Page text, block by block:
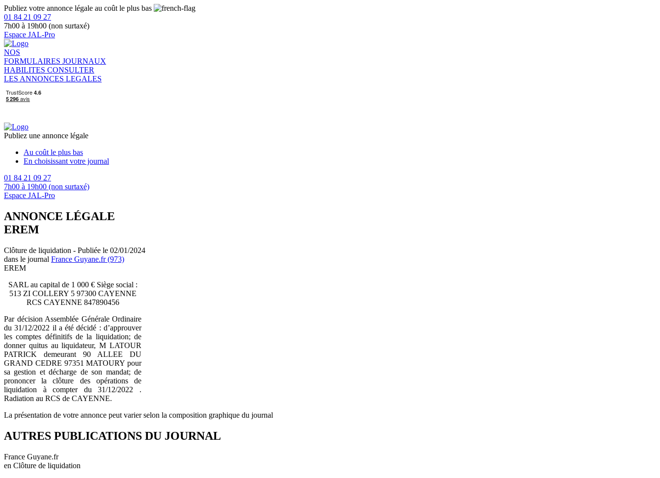
Publiez votre annonce légale au coût le plus bas
01 84 21 09 27
7h00 à 19h00 (non surtaxé)
Espace JAL-Pro
NOS
FORMULAIRES JOURNAUX
HABILITES CONSULTER
LES ANNONCES LEGALES
Publiez une annonce légale
Au coût le plus bas
En choisissant votre journal
01 84 21 09 27
7h00 à 19h00 (non surtaxé)
Espace JAL-Pro
ANNONCE LÉGALE
EREM
Clôture de liquidation - Publiée le 02/01/2024
dans le journal France Guyane.fr (973)
EREM
SARL au capital de 1 000 € Siège social :
513 ZI COLLERY 5 97300 CAYENNE
RCS CAYENNE 847890456
Par décision Assemblée Générale Ordinaire
du 31/12/2022 il a été décidé : d’approuver
les comptes définitifs de la liquidation; de
donner quitus au liquidateur, M LATOUR
PATRICK demeurant 90 ALLEE DU
GRAND CEDRE 97351 MATOURY pour
sa gestion et décharge de son mandat; de
prononcer la clôture des opérations de
liquidation à compter du 31/12/2022 .
Radiation au RCS de CAYENNE.
La présentation de votre annonce peut varier selon la composition graphique du journal
AUTRES PUBLICATIONS DU JOURNAL
France Guyane.fr
en Clôture de liquidation